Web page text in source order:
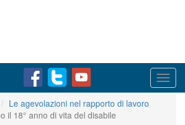
Le agevolazioni nel rapporto di lavoro
il 18° anno di vita del disabile